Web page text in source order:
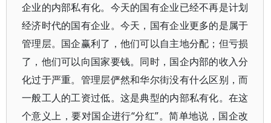
企业的内部私有化。今天的国有企业已经不再是计划
经济时代的国有企业。今天，国有企业更多的是属于
管理层。国企赢利了，他们可以自主地分配；但亏损
了，他们可以向国家要钱。同时，国企内部的收入分
化过于严重。管理层俨然和华尔街没有什么区别，而
一般工人的工资过低。这是典型的内部私有化。在这
个意义上，要对国企进行“分红”。简单地说，国企改